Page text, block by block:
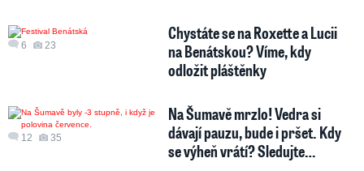
6 23
Chystáte se na Roxette a Lucii
na Benátskou? Víme, kdy
odložit pláštěnky
12 35
Na Šumavě mrzlo! Vedra si
dávají pauzu, bude i pršet. Kdy
se výheň vrátí? Sledujte…